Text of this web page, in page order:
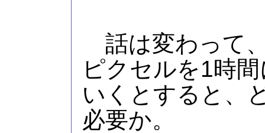
話は変わって
ピクセルを1時
いくとすると、
必要か。